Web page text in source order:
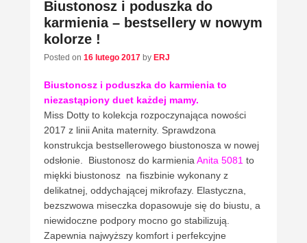
Biustonosz i poduszka do
karmienia – bestsellery w nowym
kolorze !
Posted on 16 lutego 2017 by ERJ
Biustonosz i poduszka do karmienia to
niezastąpiony duet każdej mamy.
Miss Dotty to kolekcja rozpoczynająca nowości
2017 z linii Anita maternity. Sprawdzona
konstrukcja bestsellerowego biustonosza w nowej
odsłonie. Biustonosz do karmieniaAnita 5081 to
miękki biustonosz na fiszbinie wykonany z
delikatnej, oddychającej mikrofazy. Elastyczna,
bezszwowa miseczka dopasowuje się do biustu, a
niewidoczne podpory mocno go stabilizują.
Zapewnia najwyższy komfort i perfekcyjne